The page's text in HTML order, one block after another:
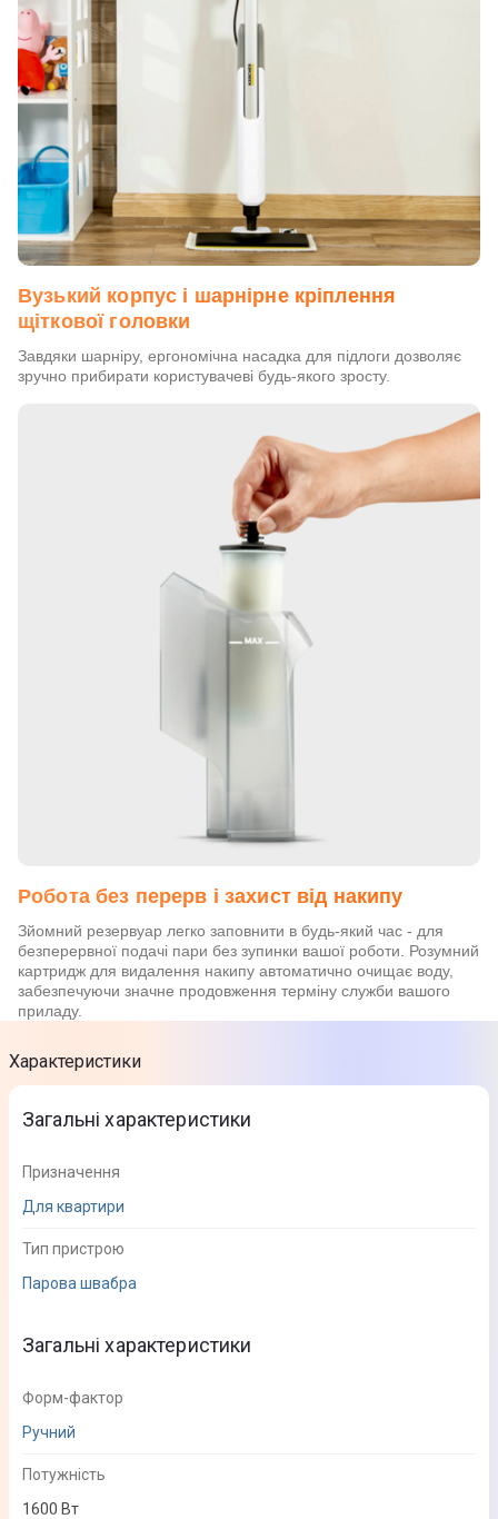
Вузький корпус і шарнірне кріплення
щіткової головки
Завдяки шарніру, ергономічна насадка для підлоги дозволяє
зручно прибирати користувачеві будь-якого зросту.
Робота без перерв і захист від накипу
Зйомний резервуар легко заповнити в будь-який час - для
безперервної подачі пари без зупинки вашої роботи. Розумний
картридж для видалення накипу автоматично очищає воду,
забезпечуючи значне продовження терміну служби вашого
приладу.
Характеристики
Загальні характеристики
Призначення
Для квартири
Тип пристрою
Парова швабра
Загальні характеристики
Форм-фактор
Ручний
Потужність
1600 Вт